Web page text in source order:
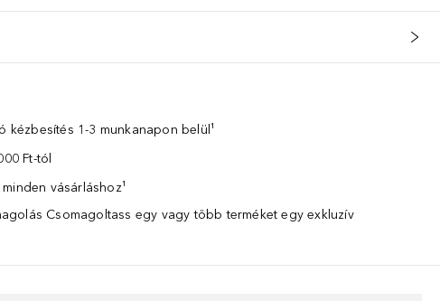
kézbesítés 1-3 munkanapon belül¹
Ft-tól
vásárláshoz¹
Csomagoltass egy vagy több terméket egy exkluzív